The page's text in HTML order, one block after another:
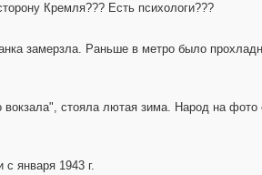
Кремля??? Есть психологи???
замерзла. Раньше в метро было
вокзала", стояла лютая зима. Народ на
января 1943 г.